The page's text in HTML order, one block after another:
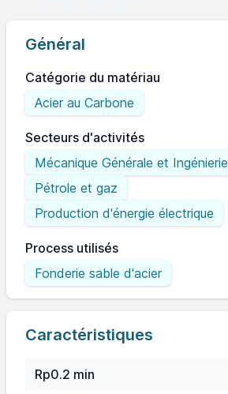
Général
Catégorie du matériau
Acier au Carbone
Secteurs d'activités
Mécanique Générale et Ingénierie
Pétrole et gaz
Production d'énergie électrique
Process utilisés
Fonderie sable d'acier
Caractéristiques
Rp0.2 min